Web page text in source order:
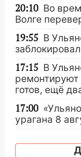
20:10 Во
Волге
19:55 В
17:15 В
ремонтируют
готов, ещё
17:00
урагана 8
области на 9